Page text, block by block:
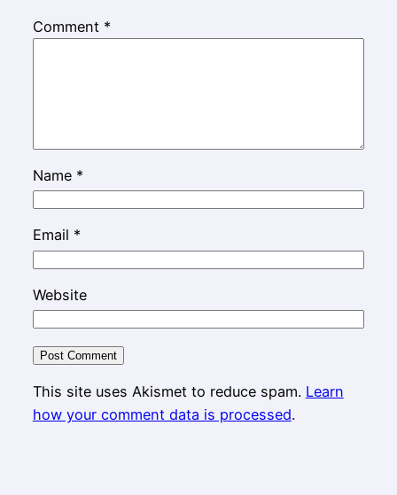
Comment *
Name *
Email *
Website
This site uses Akismet to reduce spam. Learn
how your comment data is processed.